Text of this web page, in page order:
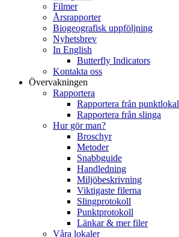
Filmer
Årsrapporter
Biogeografisk uppföljning
Nyhetsbrev
In English
Butterfly Indicators
Kontakta oss
Övervakningen
Rapportera
Rapportera från punktlokal
Rapportera från slinga
Hur gör man?
Broschyr
Metoder
Snabbguide
Handledning
Miljöbeskrivning
Viktigaste filerna
Slingprotokoll
Punktprotokoll
Länkar & mer filer
Våra lokaler